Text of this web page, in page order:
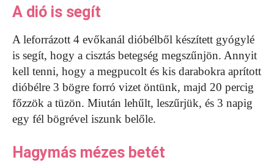
A dió is segít
A leforrázott 4 evőkanál dióbélből készített gyógylé
is segít, hogy a cisztás betegség megszűnjön. Annyit
kell tenni, hogy a megpucolt és kis darabokra aprított
dióbélre 3 bögre forró vizet öntünk, majd 20 percig
főzzök a tüzön. Miután lehűlt, leszűrjük, és 3 napig
egy fél bögrével iszunk belőle.
Hagymás mézes betét